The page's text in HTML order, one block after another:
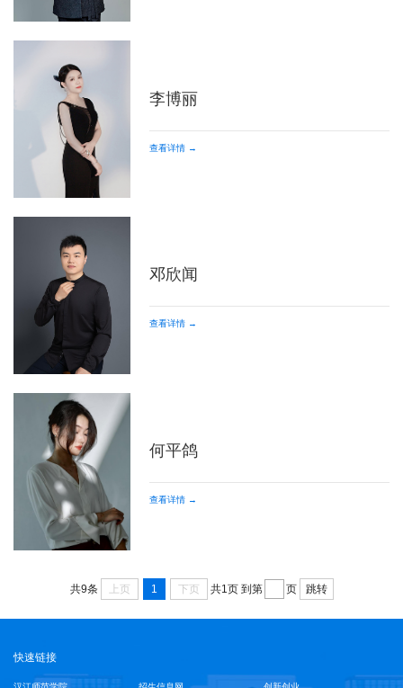
李博丽
查看详情 →
邓欣闻
查看详情 →
何平鸽
查看详情 →
共9条 上页 1 下页 共1页 到第 页 跳转
快速链接